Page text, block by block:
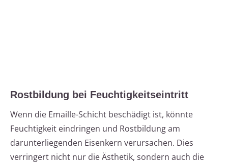
Rostbildung bei Feuchtigkeitseintritt
Wenn die Emaille-Schicht beschädigt ist, könnte
Feuchtigkeit eindringen und Rostbildung am
darunterliegenden Eisenkern verursachen. Dies
verringert nicht nur die Ästhetik, sondern auch die